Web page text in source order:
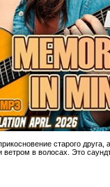
старого
в волосах. Это